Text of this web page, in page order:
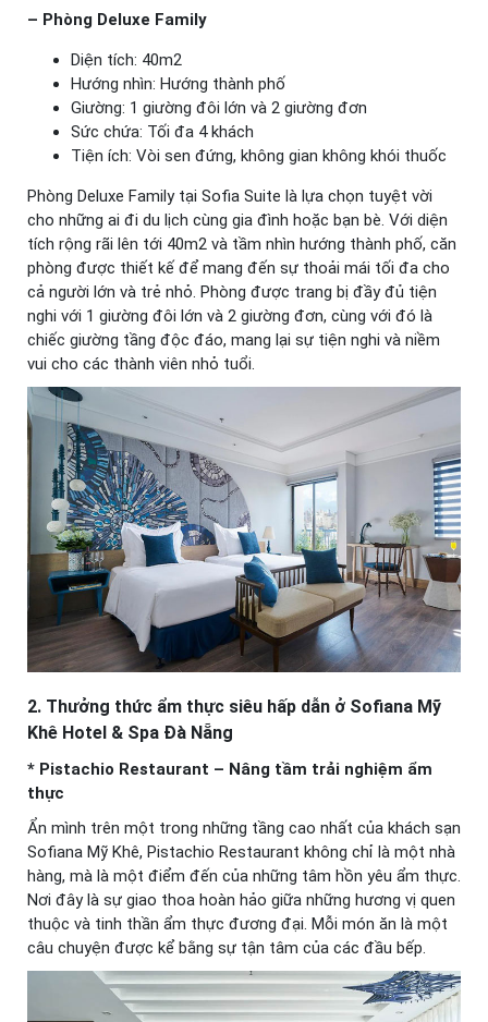
– Phòng Deluxe Family
Diện tích: 40m2
Hướng nhìn: Hướng thành phố
Giường: 1 giường đôi lớn và 2 giường đơn
Sức chứa: Tối đa 4 khách
Tiện ích: Vòi sen đứng, không gian không khói thuốc
Phòng Deluxe Family tại Sofia Suite là lựa chọn tuyệt vời
cho những ai đi du lịch cùng gia đình hoặc bạn bè. Với diện
tích rộng rãi lên tới 40m2 và tầm nhìn hướng thành phố, căn
phòng được thiết kế để mang đến sự thoải mái tối đa cho
cả người lớn và trẻ nhỏ. Phòng được trang bị đầy đủ tiện
nghi với 1 giường đôi lớn và 2 giường đơn, cùng với đó là
chiếc giường tầng độc đáo, mang lại sự tiện nghi và niềm
vui cho các thành viên nhỏ tuổi.
2. Thưởng thức ẩm thực siêu hấp dẫn ở Sofiana Mỹ
Khê Hotel & Spa Đà Nẵng
* Pistachio Restaurant – Nâng tầm trải nghiệm ẩm
thực
Ẩn mình trên một trong những tầng cao nhất của khách sạn
Sofiana Mỹ Khê, Pistachio Restaurant không chỉ là một nhà
hàng, mà là một điểm đến của những tâm hồn yêu ẩm thực.
Nơi đây là sự giao thoa hoàn hảo giữa những hương vị quen
thuộc và tinh thần ẩm thực đương đại. Mỗi món ăn là một
câu chuyện được kể bằng sự tận tâm của các đầu bếp.